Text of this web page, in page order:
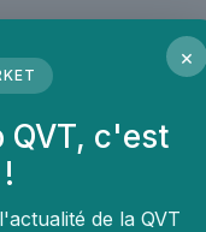
×
QVT, c'est
de la QVT